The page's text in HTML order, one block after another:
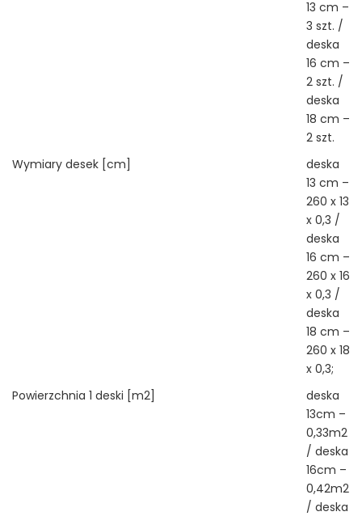
13 cm –
3 szt. /
deska
16 cm –
2 szt. /
deska
18 cm –
2 szt.
Wymiary desek [cm]
deska
13 cm –
260 x 13
x 0,3 /
deska
16 cm –
260 x 16
x 0,3 /
deska
18 cm –
260 x 18
x 0,3;
Powierzchnia 1 deski [m2]
deska
13cm –
0,33m2
/ deska
16cm –
0,42m2
/ deska